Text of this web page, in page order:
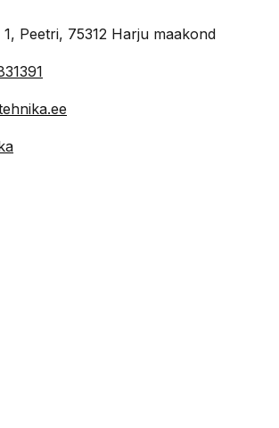
1, Peetri, 75312 Harju maakond